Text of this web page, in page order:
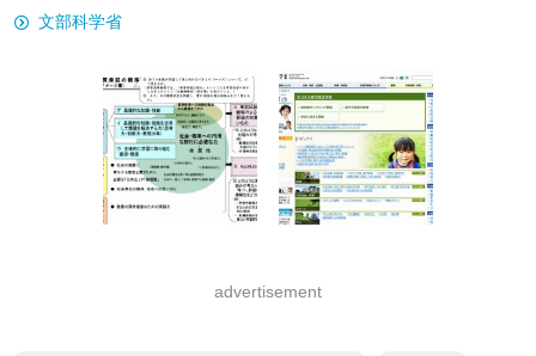
文部科学省
advertisement